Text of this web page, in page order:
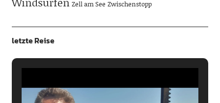
Zell am See Zwischenstopp
letzte Reise